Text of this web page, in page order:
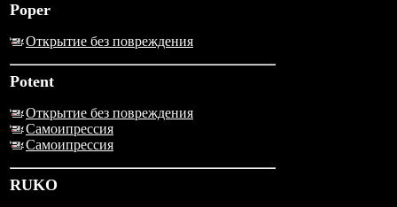
Poper
Открытие без повреждения
Potent
Открытие без повреждения
Самоипрессия
Самоипрессия
RUKO